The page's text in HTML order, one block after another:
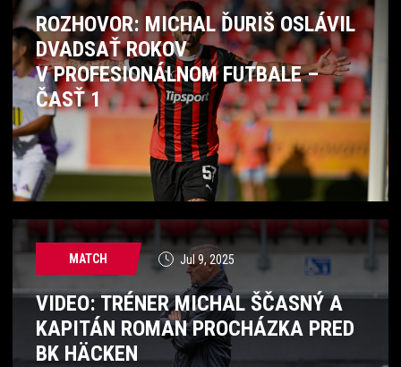
ROZHOVOR: MICHAL ĎURIŠ OSLÁVIL
DVADSAŤ ROKOV
V PROFESIONÁLNOM FUTBALE –
ČASŤ 1
MATCH Jul 9, 2025
VIDEO: TRÉNER MICHAL ŠČASNÝ A
KAPITÁN ROMAN PROCHÁZKA PRED
BK HÄCKEN